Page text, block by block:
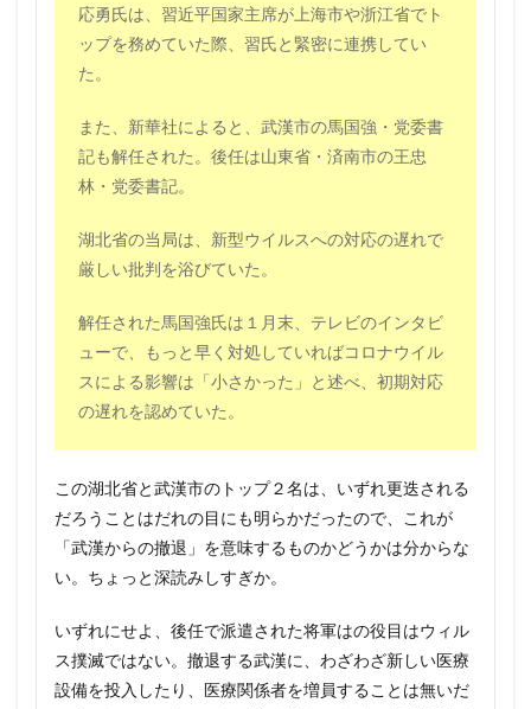
応勇氏は、習近平国家主席が上海市や浙江省でト
ップを務めていた際、習氏と緊密に連携してい
た。
また、新華社によると、武漢市の馬国強・党委書
記も解任された。後任は山東省・済南市の王忠
林・党委書記。
湖北省の当局は、新型ウイルスへの対応の遅れで
厳しい批判を浴びていた。
解任された馬国強氏は１月末、テレビのインタビ
ューで、もっと早く対処していればコロナウイル
スによる影響は「小さかった」と述べ、初期対応
の遅れを認めていた。
この湖北省と武漢市のトップ２名は、いずれ更迭される
だろうことはだれの目にも明らかだったので、これが
「武漢からの撤退」を意味するものかどうかは分からな
い。ちょっと深読みしすぎか。
いずれにせよ、後任で派遣された将軍はの役目はウィル
ス撲滅ではない。撤退する武漢に、わざわざ新しい医療
設備を投入したり、医療関係者を増員することは無いだ